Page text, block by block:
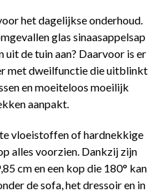
het dagelijkse onderhoud.
glas sinaasappelsap
de tuin aan? Daarvoor is er
met dweilfunctie die uitblinkt
en moeiteloos moeilijk
aanpakt.
vloeistoffen of hardnekkige
alles voorzien. Dankzij zijn
cm en een kop die 180° kan
de sofa, het dressoir en in